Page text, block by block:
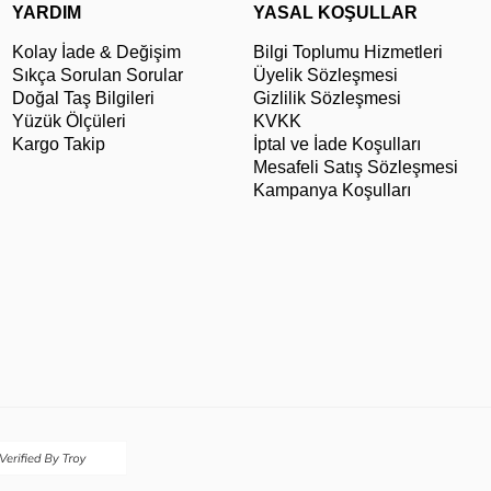
YARDIM
Kolay İade & Değişim
Sıkça Sorulan Sorular
Doğal Taş Bilgileri
Yüzük Ölçüleri
Kargo Takip
YASAL KOŞULLAR
Bilgi Toplumu Hizmetleri
Üyelik Sözleşmesi
Gizlilik Sözleşmesi
KVKK
İptal ve İade Koşulları
Mesafeli Satış Sözleşmesi
Kampanya Koşulları